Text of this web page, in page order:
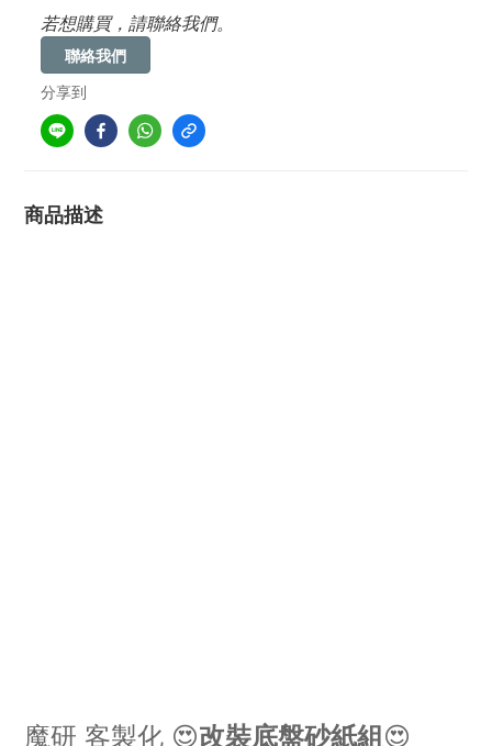
若想購買，請聯絡我們。
聯絡我們
分享到
商品描述
魔研 客製化 😍改裝底盤砂紙組😍